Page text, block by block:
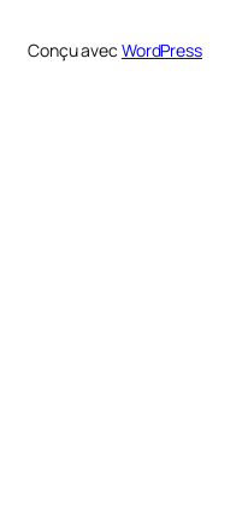
Conçu avec WordPress